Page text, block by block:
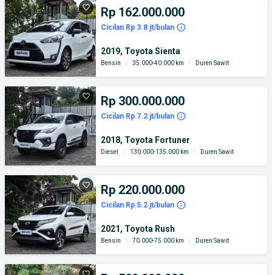
Rp 162.000.000
Cicilan Rp 3.8 jt/bulan
2019, Toyota Sienta
Bensin 35.000-40.000 km Duren Sawit
Rp 300.000.000
Cicilan Rp 7.2 jt/bulan
2018, Toyota Fortuner
Diesel 130.000-135.000 km Duren Sawit
Rp 220.000.000
Cicilan Rp 5.2 jt/bulan
2021, Toyota Rush
Bensin 70.000-75.000 km Duren Sawit